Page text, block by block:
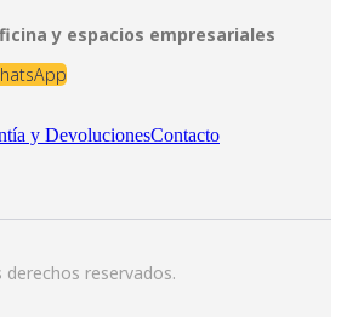
y espacios empresariales
y DevolucionesContacto
reservados.